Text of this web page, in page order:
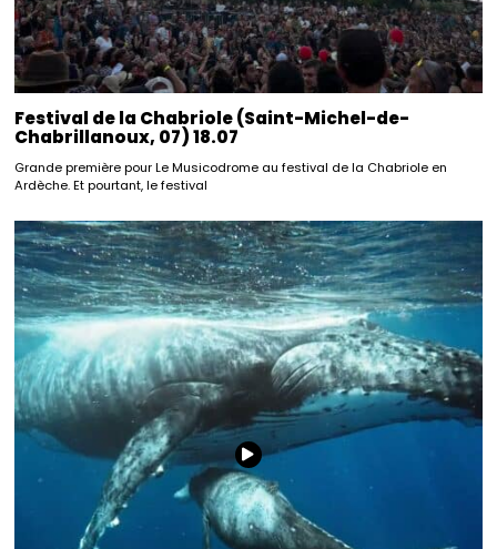
Festival de la Chabriole (Saint-Michel-de-
Chabrillanoux, 07) 18.07
Grande première pour Le Musicodrome au festival de la Chabriole en
Ardèche. Et pourtant, le festival